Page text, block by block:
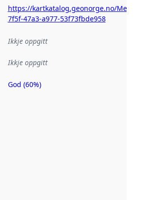
https://kartkatalog.geonorge.no/
7f5f-47a3-a977-53f73fbde958
Ikkje oppgitt
Ikkje oppgitt
Metadatakvalitet
God (60%)